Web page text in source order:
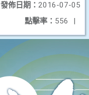
發佈日期： 2016-07-05
點擊率： 556 |